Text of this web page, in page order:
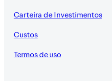
Carteira de Investimentos
Custos
Termos de uso